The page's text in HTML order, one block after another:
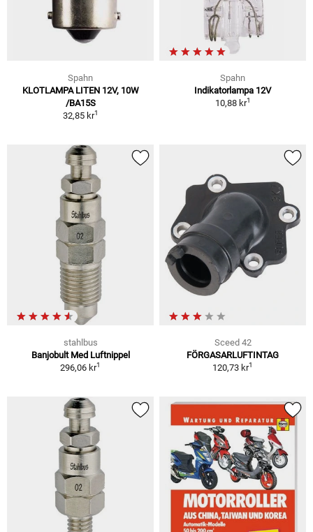
Spahn
KLOTLAMPA LITEN 12V, 10W
/BA15S
32,85 kr1
Spahn
Indikatorlampa 12V
10,88 kr1
stahlbus
Banjobult Med Luftnippel
296,06 kr1
Sceed 42
FÖRGASARLUFTINTAG
120,73 kr1